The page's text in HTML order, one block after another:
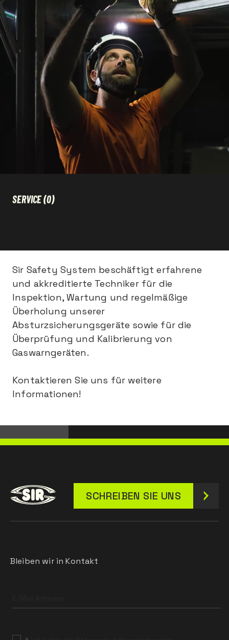
SERVICE(0)
Sir Safety System beschäftigt erfahrene
und akkreditierte Techniker für die
Inspektion, Wartung und regelmäßige
Überholung unserer
Absturzsicherungsgeräte sowie für die
Überprüfung und Kalibrierung von
Gaswarngeräten.
Kontaktieren Sie uns für weitere
Informationen!
SCHREIBEN SIE UNS
Bleiben wir in Kontakt
field